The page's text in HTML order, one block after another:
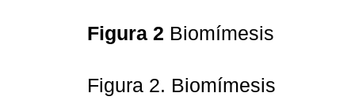
Figura 2 Biomímesis
Figura 2. Biomímesis